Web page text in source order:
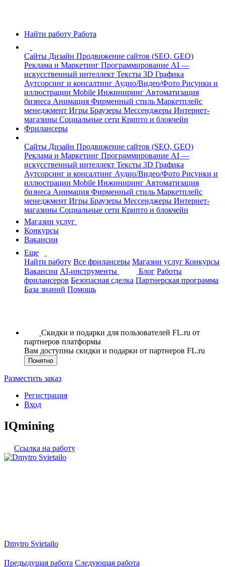
Найти работу Работа
Сайты Дизайн Продвижение сайтов (SEO, GEO)
Реклама и Маркетинг Программирование AI —
искусственный интеллект Тексты 3D Графика
Аутсорсинг и консалтинг Аудио/Видео/Фото Рисунки и
иллюстрации Mobile Инжиниринг Автоматизация
бизнеса Анимация Фирменный стиль Маркетплейс
менеджмент Игры Браузеры Мессенджеры Интернет-
магазины Социальные сети Крипто и блокчейн
Фрилансеры
Сайты Дизайн Продвижение сайтов (SEO, GEO)
Реклама и Маркетинг Программирование AI —
искусственный интеллект Тексты 3D Графика
Аутсорсинг и консалтинг Аудио/Видео/Фото Рисунки и
иллюстрации Mobile Инжиниринг Автоматизация
бизнеса Анимация Фирменный стиль Маркетплейс
менеджмент Игры Браузеры Мессенджеры Интернет-
магазины Социальные сети Крипто и блокчейн
Магазин услуг
Конкурсы
Вакансии
Еще
Найти работу Все фрилансеры Магазин услуг Конкурсы
Вакансии AI-инструменты Блог Работы
фрилансеров Безопасная сделка Партнерская программа
База знаний Помощь
Скидки и подарки для пользователей FL.ru от
партнеров платформы
Вам доступны скидки и подарки от партнеров FL.ru
Понятно
Разместить заказ
Регистрация
Вход
IQmining
Ссылка на работу
Dmytro Svietailo
Предыдущая работа Следующая работа